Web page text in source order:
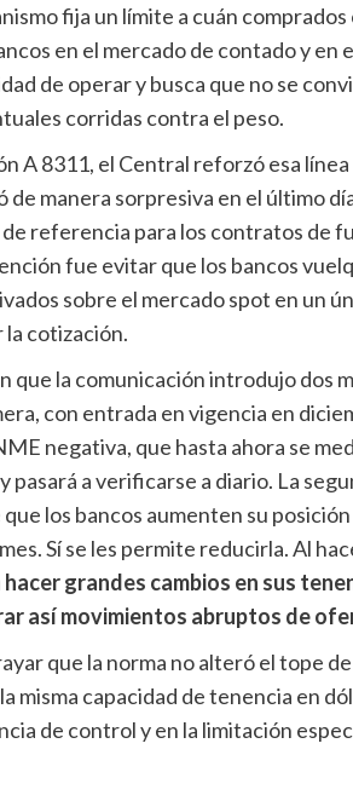
fija un límite a cuán comprados
en el mercado de contado y en
de operar y busca que no se
corridas contra el peso.
A 8311, el Central reforzó esa
de manera sorpresiva en el último
referencia para los contratos de
fue evitar que los bancos
sobre el mercado spot en un
cotización.
que la comunicación introdujo dos
con entrada en vigencia en
negativa, que hasta ahora se
pasará a verificarse a diario. La
los bancos aumenten su
Sí se les permite reducirla. Al
grandes cambios en sus
así movimientos abruptos de
que la norma no alteró el tope
misma capacidad de tenencia en
de control y en la limitación